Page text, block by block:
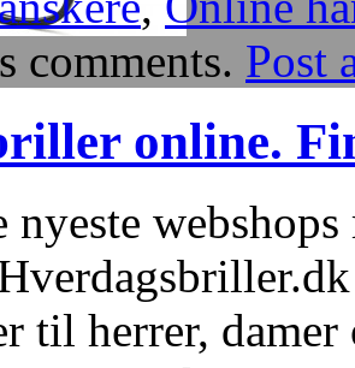
comments. Post
online.
nyeste
til herrer,